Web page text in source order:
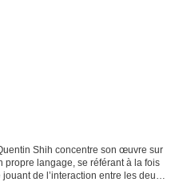
Shih concentre son œuvre sur
propre langage, se référant à la fois
de l’interaction entre les deux